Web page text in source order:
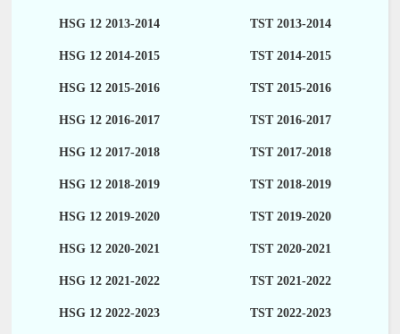
HSG 12 2013-2014 TST 2013-2014
HSG 12 2014-2015 TST 2014-2015
HSG 12 2015-2016 TST 2015-2016
HSG 12 2016-2017 TST 2016-2017
HSG 12 2017-2018 TST 2017-2018
HSG 12 2018-2019 TST 2018-2019
HSG 12 2019-2020 TST 2019-2020
HSG 12 2020-2021 TST 2020-2021
HSG 12 2021-2022 TST 2021-2022
HSG 12 2022-2023 TST 2022-2023